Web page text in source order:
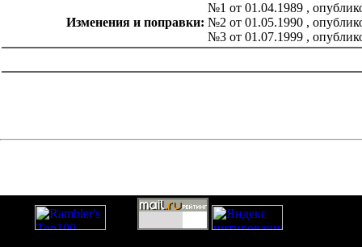
Изменения и поправки:
№1 от 01.04.1989 ,
№2 от 01.05.1990 ,
№3 от 01.07.1999 ,